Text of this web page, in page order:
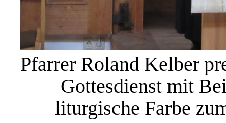
Pfarrer Roland Kelber
Gottesdienst mit
liturgische Farbe